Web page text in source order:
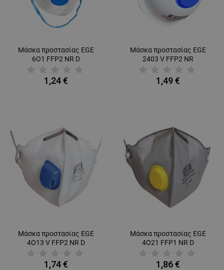
Μάσκα προστασίας EGE
6О1 FFP2 NR D
1,24 €
Μάσκα προστασίας EGE
2403 V FFP2 NR
1,49 €
Μάσκα προστασίας EGE
4О13 V FFP2 NR D
1,74 €
Μάσκα προστασίας EGE
4О21 FFP1 NR D
1,86 €